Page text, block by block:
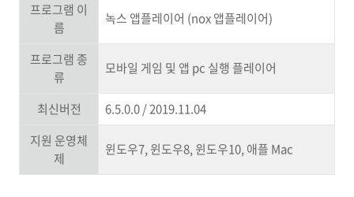
프로그램 이
름
녹스 앱플레이어 (nox 앱플레이어)
프로그램 종
류
모바일 게임 및 앱 pc 실행 플레이어
최신버전
6.5.0.0 / 2019.11.04
지원 운영체
제
윈도우7, 윈도우8, 윈도우10, 애플 Mac